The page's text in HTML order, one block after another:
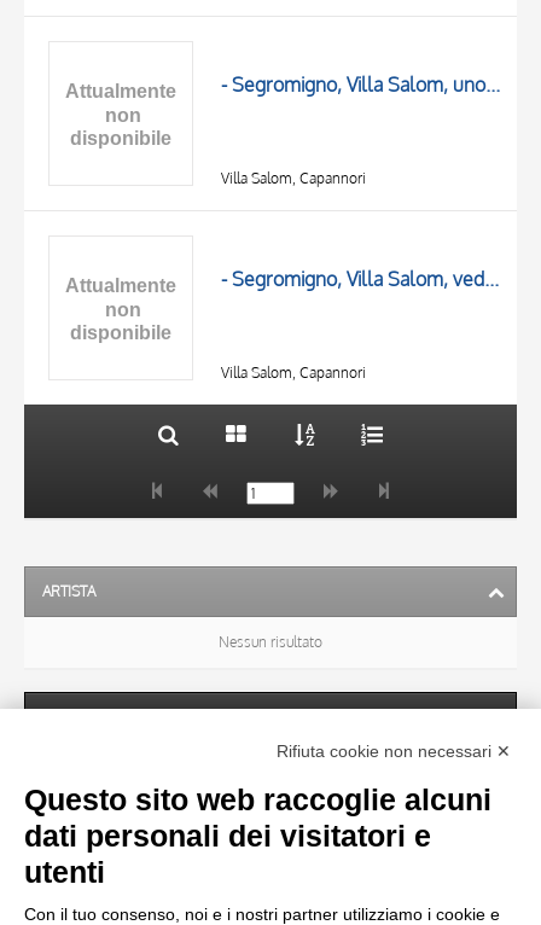
- Segromigno, Villa Salom, uno dei cancelli d'ingresso al parco
Villa Salom, Capannori
- Segromigno, Villa Salom, veduta del giardino
Villa Salom, Capannori
TITOLO
OGGETTO
ARTISTA
Nessun risultato
OGGETTO
LOCALIZZAZIONE
Nessun risultato
Rifiuta cookie non necessari ✕
Questo sito web raccoglie alcuni
dati personali dei visitatori e
utenti
Con il tuo consenso, noi e i nostri partner utilizziamo i cookie e